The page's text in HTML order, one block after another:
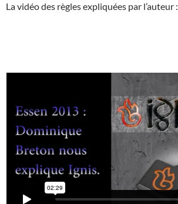
La vidéo des règles expliquées par l’auteur :